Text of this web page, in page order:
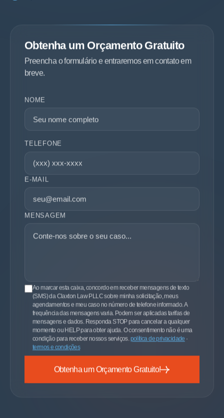
Obtenha um Orçamento Gratuito
Preencha o formulário e entraremos em contato em
breve.
NOME
TELEFONE
E-MAIL
MENSAGEM
Ao marcar esta caixa, concordo em receber mensagens de texto
(SMS) da Claxton Law PLLC sobre minha solicitação, meus
agendamentos e meu caso no número de telefone informado. A
frequência das mensagens varia. Podem ser aplicadas tarifas de
mensagens e dados. Responda STOP para cancelar a qualquer
momento ou HELP para obter ajuda. O consentimento não é uma
condição para receber nossos serviços.
política de privacidade
termos e condições
Obtenha um Orçamento Gratuito!